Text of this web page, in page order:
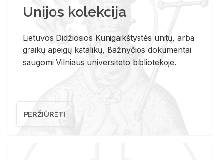
Unijos kolekcija
Lietuvos Didžiosios Kunigaikštystės unitų, arba
graikų apeigų katalikų, Bažnyčios dokumentai
saugomi Vilniaus universiteto bibliotekoje.
PERŽIŪRĖTI